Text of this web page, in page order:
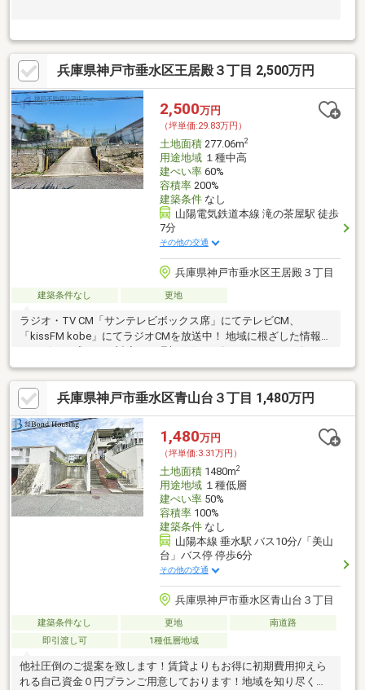
兵庫県神戸市垂水区王居殿３丁目 2,500万円
2,500万円
（坪単価:29.83万円）
土地面積277.06m2
用途地域１種中高
建ぺい率60%
容積率200%
建築条件なし
山陽電気鉄道本線 滝の茶屋駅 徒歩
7分
その他の交通
兵庫県神戸市垂水区王居殿３丁目
建築条件なし 更地
ラジオ・TV CM「サンテレビボックス席」にてテレビCM、
「kissFM kobe」にてラジオCMを放送中！ 地域に根ざした情報力
す♪
兵庫県神戸市垂水区青山台３丁目 1,480万円
1,480万円
（坪単価:3.31万円）
土地面積1480m2
用途地域１種低層
建ぺい率50%
容積率100%
建築条件なし
山陽本線 垂水駅 バス10分/「美山
台」バス停 停歩6分
その他の交通
兵庫県神戸市垂水区青山台３丁目
建築条件なし 更地
南道路
即引渡し可
1種低層地域
他社圧倒のご提案を致します！賃貸よりもお得に初期費用抑えら
れる自己資金０円プランご用意しております！地域を知り尽くし